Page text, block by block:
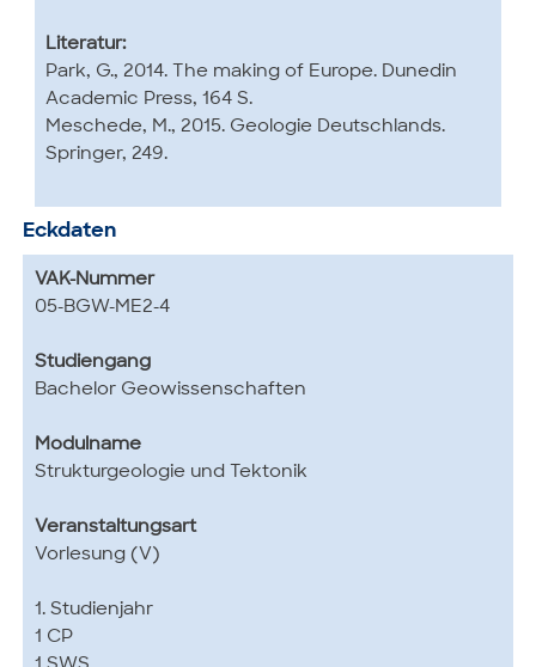
Literatur:
Park, G., 2014. The making of Europe. Dunedin
Academic Press, 164 S.
Meschede, M., 2015. Geologie Deutschlands.
Springer, 249.
Eckdaten
VAK-Nummer
05-BGW-ME2-4
Studiengang
Bachelor Geowissenschaften
Modulname
Strukturgeologie und Tektonik
Veranstaltungsart
Vorlesung (V)
1. Studienjahr
1 CP